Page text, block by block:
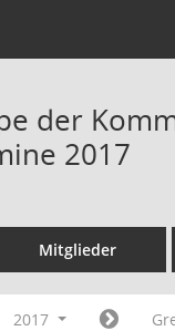
der
2017
Mitglieder
2017